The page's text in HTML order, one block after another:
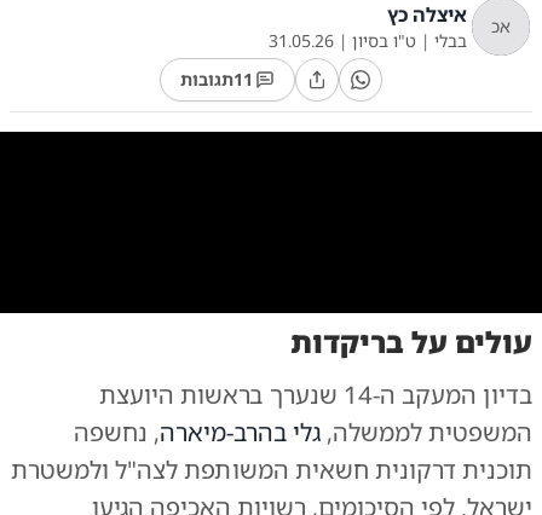
אכ איצלה כץ
בבלי | ט"ו בסיון |
31.05.26
11תגובות
| שמואל דריי | שוקי לרר | רונן שטלצר | פלאש 90 | באדיבות המצלם
עולים על בריקדות
בדיון המעקב ה-14 שנערך בראשות היועצת
המשפטית לממשלה, גלי בהרב-מיארה, נחשפה
תוכנית דרקונית חשאית המשותפת לצה"ל ולמשטרת
ישראל. לפי הסיכומים, רשויות האכיפה הגיעו